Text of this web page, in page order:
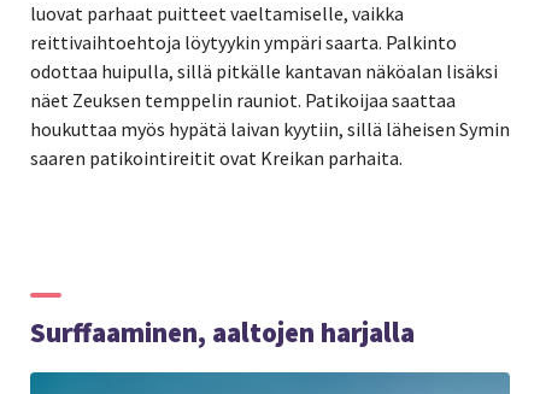
luovat parhaat puitteet vaeltamiselle, vaikka
reittivaihtoehtoja löytyykin ympäri saarta. Palkinto
odottaa huipulla, sillä pitkälle kantavan näköalan lisäksi
näet Zeuksen temppelin rauniot. Patikoijaa saattaa
houkuttaa myös hypätä laivan kyytiin, sillä läheisen Symin
saaren patikointireitit ovat Kreikan parhaita.
Surffaaminen, aaltojen harjalla